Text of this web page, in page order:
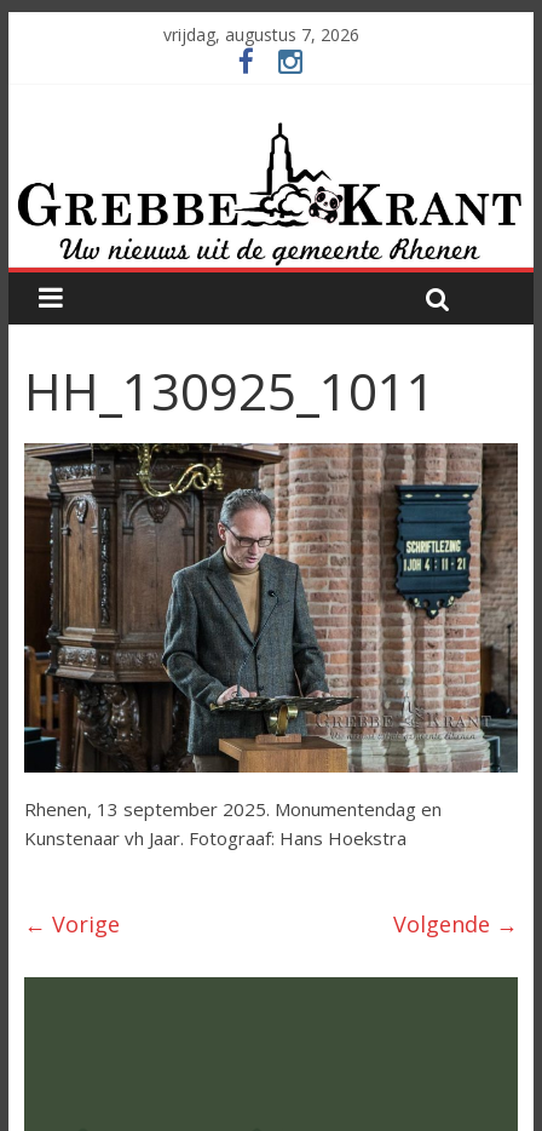
vrijdag, augustus 7, 2026
HH_130925_1011
Rhenen, 13 september 2025. Monumentendag en
Kunstenaar vh Jaar. Fotograaf: Hans Hoekstra
← Vorige Volgende →